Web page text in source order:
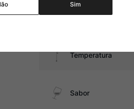
Temperatura
Sabor
Sim